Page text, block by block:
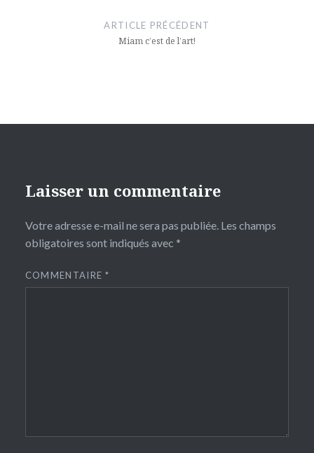
ARTICLE PRÉCÉDENT
Miam c’est de l’art!
Laisser un commentaire
Votre adresse e-mail ne sera pas publiée. Les champs
obligatoires sont indiqués avec *
COMMENTAIRE*